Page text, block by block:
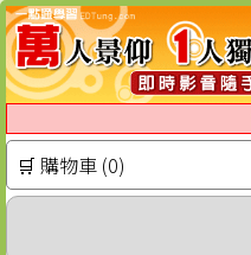
🛒 購物車 (0)